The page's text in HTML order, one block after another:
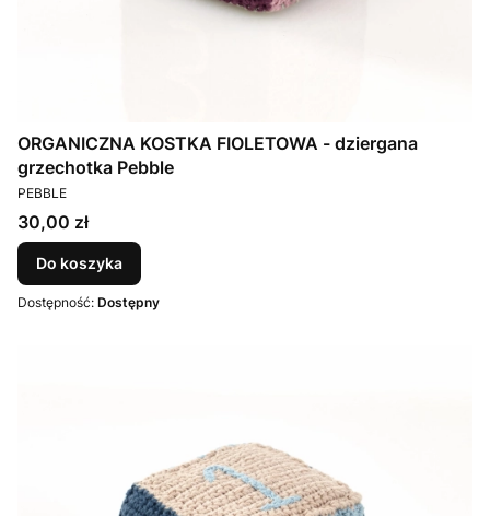
ORGANICZNA KOSTKA FIOLETOWA - dziergana
grzechotka Pebble
PRODUCENT
PEBBLE
Cena
30,00 zł
Do koszyka
Dostępność: Dostępny